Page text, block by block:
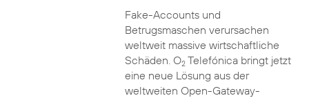
Fake-Accounts und
Betrugsmaschen verursachen
weltweit massive wirtschaftliche
Schäden. O2Telefónica bringt jetzt
eine neue Lösung aus der
weltweiten Open-Gateway-